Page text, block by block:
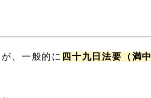
、一般的に 四十九日法要（満中